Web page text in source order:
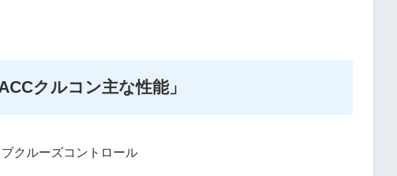
クルコン主な性能」
クルーズコントロール